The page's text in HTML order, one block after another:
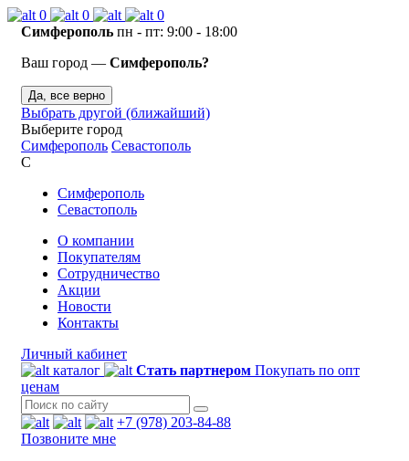
0 0
0
Симферополь пн - пт: 9:00 - 18:00
Ваш город — Симферополь?
Да, все верно
Выбрать другой (ближайший)
Выберите город
Симферополь Севастополь
С
Симферополь
Севастополь
О компании
Покупателям
Сотрудничество
Акции
Новости
Контакты
Личный кабинет
каталог
Стать партнером Покупать по опт
ценам
+7 (978) 203-84-88
Позвоните мне